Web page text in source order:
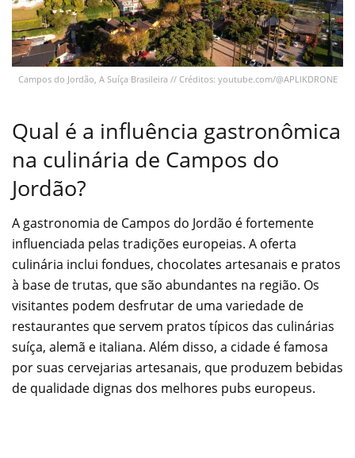
Campos do Jordão, A Suíça Brasileira // Créditos: youtube.com/@APLIKDRONE
Qual é a influência gastronômica
na culinária de Campos do
Jordão?
A gastronomia de Campos do Jordão é fortemente
influenciada pelas tradições europeias. A oferta
culinária inclui fondues, chocolates artesanais e pratos
à base de trutas, que são abundantes na região. Os
visitantes podem desfrutar de uma variedade de
restaurantes que servem pratos típicos das culinárias
suíça, alemã e italiana. Além disso, a cidade é famosa
por suas cervejarias artesanais, que produzem bebidas
de qualidade dignas dos melhores pubs europeus.